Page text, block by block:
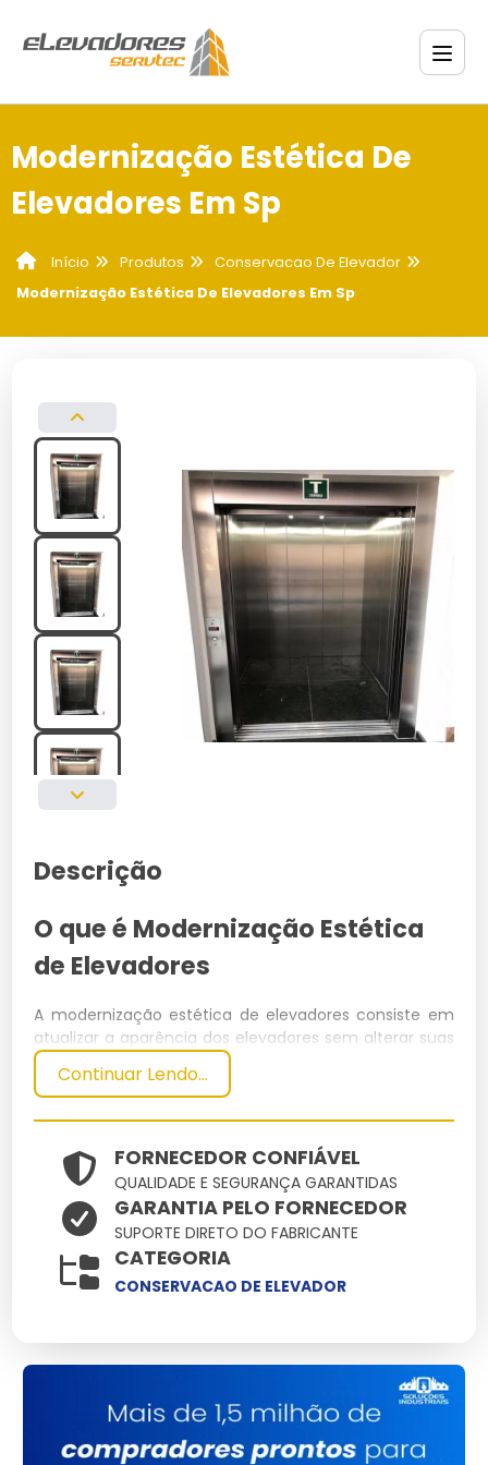
Modernização Estética De
Elevadores Em Sp
Início Produtos
Conservacao De Elevador
Modernização Estética De Elevadores Em Sp
Descrição
O que é Modernização Estética
de Elevadores
A modernização estética de elevadores consiste em
atualizar a aparência dos elevadores sem alterar suas
funcionalidades principais. Este processo inclui a
renovação de acabamentos, iluminação e painéis de
Especificações Técnicas
Características
Especificações
Dimensões
Peso
800 kg
Capacidade
1000 kg
Potência
5 kW
Principais Características e
Continuar Lendo...
FORNECEDOR CONFIÁVEL
QUALIDADE E SEGURANÇA GARANTIDAS
GARANTIA PELO FORNECEDOR
SUPORTE DIRETO DO FABRICANTE
CATEGORIA
CONSERVACAO DE ELEVADOR